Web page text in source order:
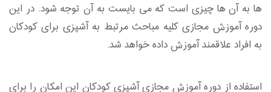
ها به آن ها چیزی است که می بایست به آن توجه شود. در این
دوره آموزش مجازی کلیه مباحث مرتبط به آشپزی برای کودکان
به افراد علاقمند آموزش داده خواهد شد.
استفاده از دوره آموزش مجازی آشپزی کودکان این امکان را برای